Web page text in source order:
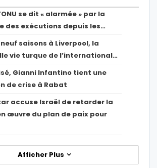
se dit « alarmée » par la
des exécutions depuis les…
saisons à Liverpool, la
vie turque de l’international…
Gianni Infantino tient une
de crise à Rabat
accuse Israël de retarder la
œuvre du plan de paix pour
Afficher Plus